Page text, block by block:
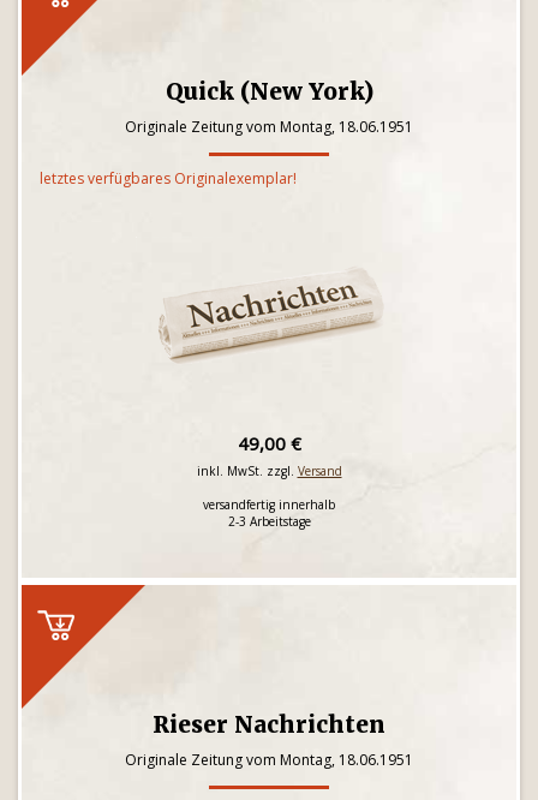
Quick (New York)
Originale Zeitung vom Montag, 18.06.1951
letztes verfügbares Originalexemplar!
49,00 €
inkl. MwSt. zzgl. Versand
versandfertig innerhalb
2-3 Arbeitstage
Rieser Nachrichten
Originale Zeitung vom Montag, 18.06.1951